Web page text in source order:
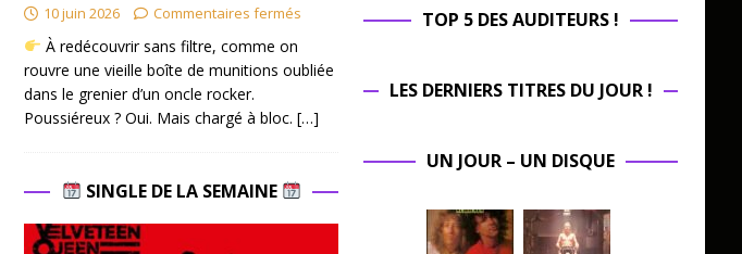
10 juin 2026 Commentaires fermés
À redécouvrir sans filtre, comme on
rouvre une vieille boîte de munitions oubliée
dans le grenier d’un oncle rocker.
Poussiéreux ? Oui. Mais chargé à bloc. […]
SINGLE DE LA SEMAINE
TOP 5 DES AUDITEURS !
LES DERNIERS TITRES DU JOUR !
UN JOUR – UN DISQUE